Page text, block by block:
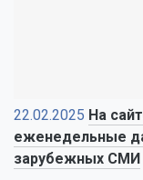
22.02.2025 На
еженедельные
зарубежных СМИ